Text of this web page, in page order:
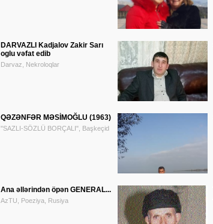
DARVAZLI Kadjalov Zakir Sarı
oglu vəfat edib
Darvaz, Nekroloqlar
QƏZƏNFƏR MƏSİMOĞLU (1963)
"SAZLI-SÖZLÜ BORÇALI", Başkeçid
Ana əllərindən öpən GENERAL...
AzTU, Poeziya, Rusiya